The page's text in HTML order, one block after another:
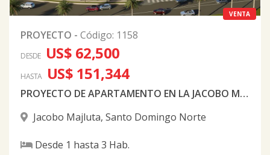
VENTA
PROYECTO - Código: 1158
DESDE US$ 62,500
HASTA US$ 151,344
PROYECTO DE APARTAMENTO EN LA JACOBO MAJLUTA
Jacobo Majluta, Santo Domingo Norte
Desde 1 hasta 3 Hab.